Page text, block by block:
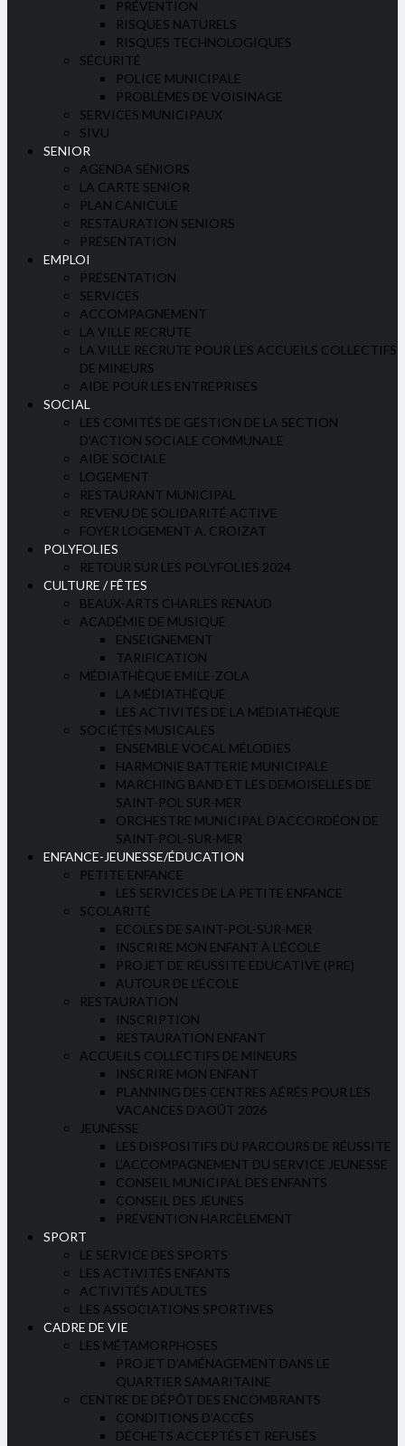
PRÉVENTION
RISQUES NATURELS
RISQUES TECHNOLOGIQUES
SÉCURITÉ
POLICE MUNICIPALE
PROBLÈMES DE VOISINAGE
SERVICES MUNICIPAUX
SIVU
SENIOR
AGENDA SÉNIORS
LA CARTE SENIOR
PLAN CANICULE
RESTAURATION SENIORS
PRÉSENTATION
EMPLOI
PRÉSENTATION
SERVICES
ACCOMPAGNEMENT
LA VILLE RECRUTE
LA VILLE RECRUTE POUR LES ACCUEILS COLLECTIFS
DE MINEURS
AIDE POUR LES ENTREPRISES
SOCIAL
LES COMITÉS DE GESTION DE LA SECTION
D’ACTION SOCIALE COMMUNALE
AIDE SOCIALE
LOGEMENT
RESTAURANT MUNICIPAL
REVENU DE SOLIDARITÉ ACTIVE
FOYER LOGEMENT A. CROIZAT
POLYFOLIES
RETOUR SUR LES POLYFOLIES 2024
CULTURE / FÊTES
BEAUX-ARTS CHARLES RENAUD
ACADÉMIE DE MUSIQUE
ENSEIGNEMENT
TARIFICATION
MÉDIATHÈQUE EMILE-ZOLA
LA MÉDIATHÈQUE
LES ACTIVITÉS DE LA MÉDIATHÈQUE
SOCIÉTÉS MUSICALES
ENSEMBLE VOCAL MÉLODIES
HARMONIE BATTERIE MUNICIPALE
MARCHING BAND ET LES DEMOISELLES DE
SAINT-POL SUR-MER
ORCHESTRE MUNICIPAL D’ACCORDÉON DE
SAINT-POL-SUR-MER
ENFANCE-JEUNESSE/ÉDUCATION
PETITE ENFANCE
LES SERVICES DE LA PETITE ENFANCE
SCOLARITÉ
ECOLES DE SAINT-POL-SUR-MER
INSCRIRE MON ENFANT À L’ÉCOLE
PROJET DE RÉUSSITE EDUCATIVE (PRE)
AUTOUR DE L’ÉCOLE
RESTAURATION
INSCRIPTION
RESTAURATION ENFANT
ACCUEILS COLLECTIFS DE MINEURS
INSCRIRE MON ENFANT
PLANNING DES CENTRES AÉRÉS POUR LES
VACANCES D’AOÛT 2026
JEUNESSE
LES DISPOSITIFS DU PARCOURS DE RÉUSSITE
L’ACCOMPAGNEMENT DU SERVICE JEUNESSE
CONSEIL MUNICIPAL DES ENFANTS
CONSEIL DES JEUNES
PRÉVENTION HARCÈLEMENT
SPORT
LE SERVICE DES SPORTS
LES ACTIVITÉS ENFANTS
ACTIVITÉS ADULTES
LES ASSOCIATIONS SPORTIVES
CADRE DE VIE
LES MÉTAMORPHOSES
PROJET D’AMÉNAGEMENT DANS LE
QUARTIER SAMARITAINE
CENTRE DE DÉPÔT DES ENCOMBRANTS
CONDITIONS D’ACCÈS
DÉCHETS ACCEPTÉS ET REFUSÉS